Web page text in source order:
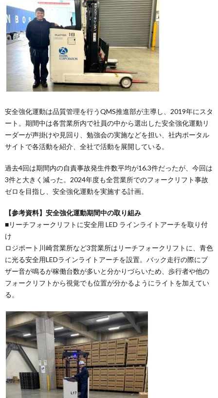
安全強化運動は品質管理を行うQMS推進部が主導し、2019年にスタ
ート。期間中は各営業所内で社員の中から選出した安全強化運動リ
ーダーが声掛けや見回り、勉強会の実施などを担い、社内ポータル
サイトで各活動を紹介、全社で活動を展開している。
過去4回は期間内の自責事故発生件数平均が16.3件だったが、今回は
3件と大きく減った。2024年度も全営業所でのフォークリフト事故
ゼロを目指し、安全強化運動を実施する計画。
【参考資料】安全強化運動期間中の取り組み
■リーチフォークリフトに安全用 LED ラインライトアーチを取り付
け
ロジポート川崎営業所など3営業所はリーチフォークリフトに、青色
に光る安全用LEDラインライトアーチを設置。バック走行の際にブ
ザー音が鳴るが稼働台数が多いと分かりづらいため、歩行者や他の
フォークリフトから視覚でも位置が分かるようにライトを加えてい
る。